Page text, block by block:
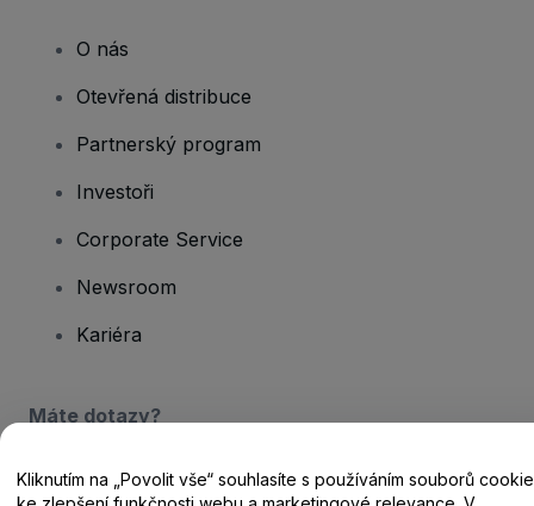
O nás
Otevřená distribuce
Partnerský program
Investoři
Corporate Service
Newsroom
Kariéra
Máte dotazy?
Centrum nápovědy / Kontakt
Kliknutím na „Povolit vše“ souhlasíte s používáním souborů cookie